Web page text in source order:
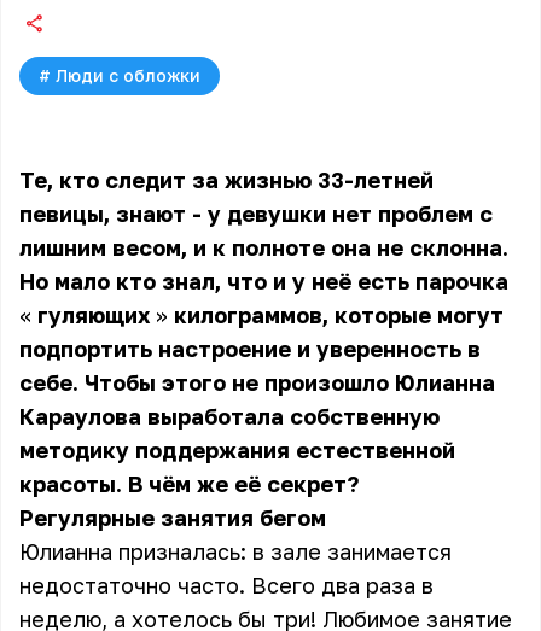
# Люди с обложки
Те, кто следит за жизнью 33-летней
певицы, знают - у девушки нет проблем с
лишним весом, и к полноте она не склонна.
Но мало кто знал, что и у неё есть парочка
« гуляющих » килограммов, которые могут
подпортить настроение и уверенность в
себе. Чтобы этого не произошло Юлианна
Караулова выработала собственную
методику поддержания естественной
красоты. В чём же её секрет?
Регулярные занятия бегом
Юлианна призналась: в зале занимается
недостаточно часто. Всего два раза в
неделю, а хотелось бы три! Любимое занятие